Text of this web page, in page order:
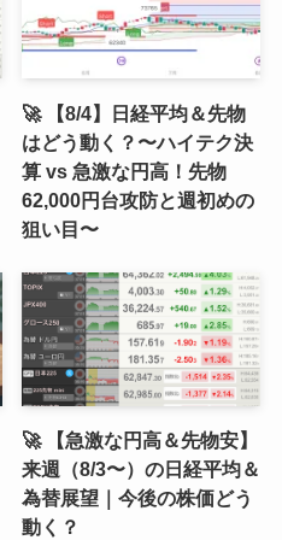
🚀 【8/4】日経平均＆先物
はどう動く？〜ハイテク決
算 vs 急激な円高！先物
62,000円台攻防と週初めの
狙い目〜
🚀 【急激な円高＆先物安】
来週（8/3〜）の日経平均＆
為替展望｜今後の株価どう
動く？